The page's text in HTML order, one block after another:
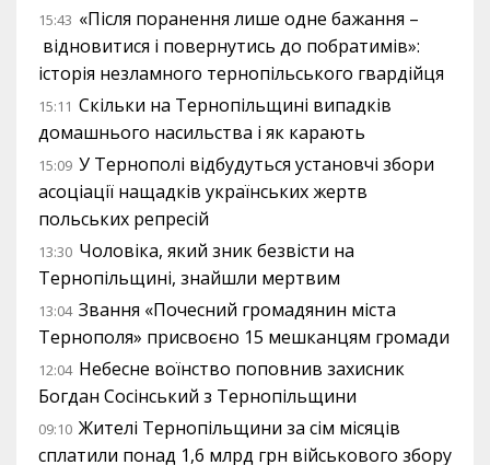
15:43 «Після поранення лише одне бажання –
відновитися і повернутись до побратимів»:
історія незламного тернопільського гвардійця
15:11 Скільки на Тернопільщині випадків
домашнього насильства і як карають
15:09 У Тернополі відбудуться установчі збори
асоціації нащадків українських жертв
польських репресій
13:30 Чоловіка, який зник безвісти на
Тернопільщині, знайшли мертвим
13:04 Звання «Почесний громадянин міста
Тернополя» присвоєно 15 мешканцям громади
12:04 Небесне воїнство поповнив захисник
Богдан Сосінський з Тернопільщини
09:10 Жителі Тернопільщини за сім місяців
сплатили понад 1,6 млрд грн військового збору